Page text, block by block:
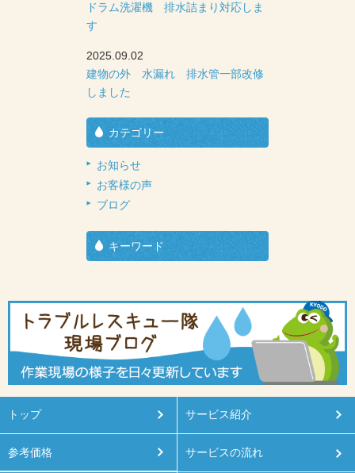
ドラム洗濯機 排水詰まり対応しま
す
2025.09.02
建物の外 水漏れ 排水管一部改修
しました
カテゴリー
お知らせ
お客様の声
ブログ
キーワード
トップ サービス紹介
参考価格 サービスの流れ